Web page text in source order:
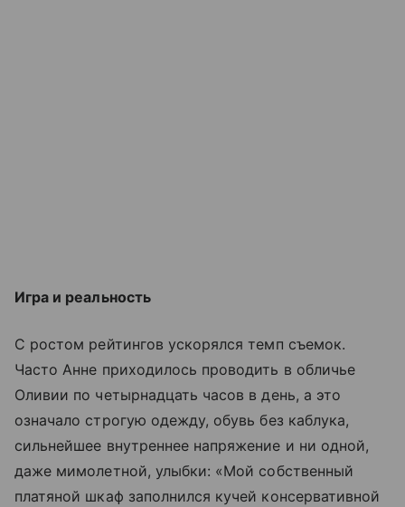
Игра и реальность
С ростом рейтингов ускорялся темп съемок.
Часто Анне приходилось проводить в обличье
Оливии по четырнадцать часов в день, а это
означало строгую одежду, обувь без каблука,
сильнейшее внутреннее напряжение и ни одной,
даже мимолетной, улыбки: «Мой собственный
платяной шкаф заполнился кучей консервативной